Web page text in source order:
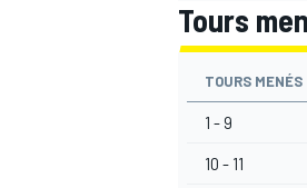
Tours
TOURS MENÉS
1 - 9
10 - 11